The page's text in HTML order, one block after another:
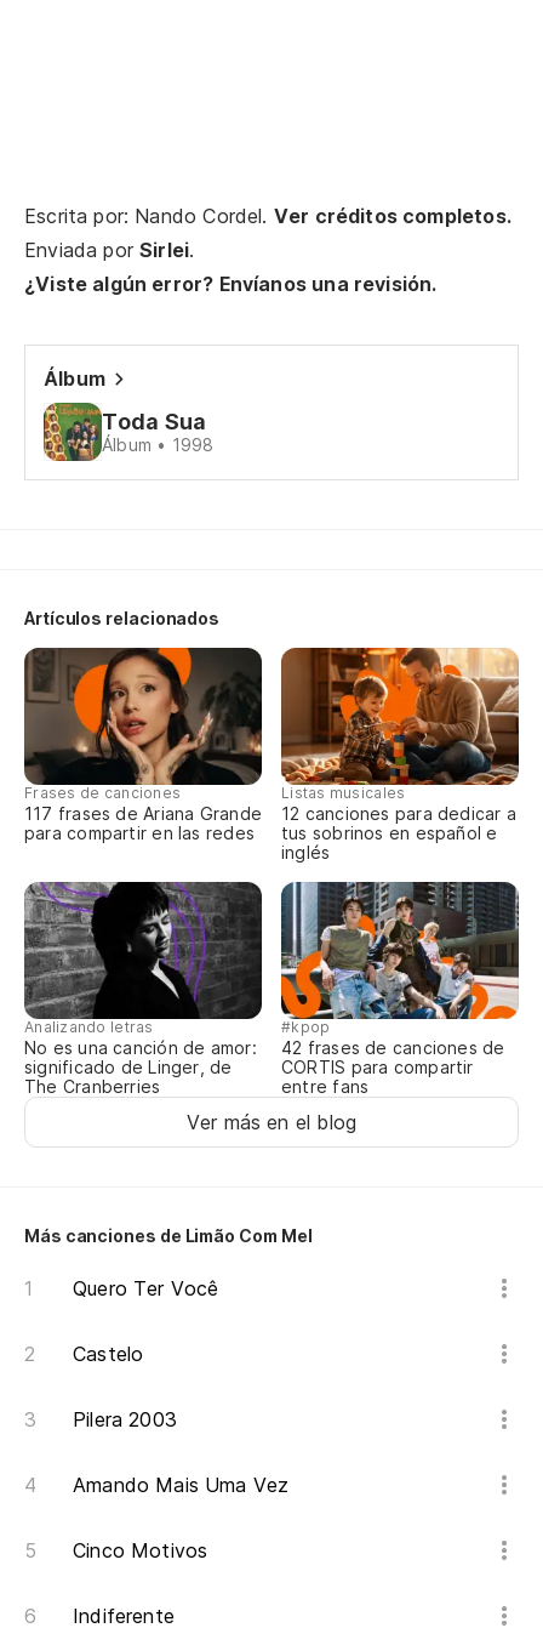
Escrita por: Nando Cordel. Ver créditos completos.
Enviada porSirlei.
¿Viste algún error? Envíanos una revisión.
Álbum
Toda Sua
Álbum • 1998
Artículos relacionados
Frases de canciones
117 frases de Ariana Grande
para compartir en las redes
Listas musicales
12 canciones para dedicar a
tus sobrinos en español e
inglés
Analizando letras
No es una canción de amor:
significado de Linger, de
The Cranberries
#kpop
42 frases de canciones de
CORTIS para compartir
entre fans
Ver más en el blog
Más canciones de Limão Com Mel
Quero Ter Você
Castelo
Pilera 2003
Amando Mais Uma Vez
Cinco Motivos
Indiferente